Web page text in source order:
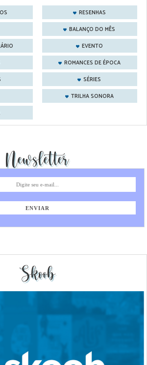
RESENHAS
BALANÇO DO MÊS
EVENTO
ROMANCES DE ÉPOCA
SÉRIES
TRILHA SONORA
Newsletter
Skoob